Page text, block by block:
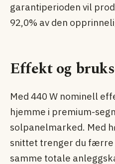
garantiperioden vil
92,0% av den
Effekt og
Med 440 W nominell
hjemme i premium-
solpanel­marked. Med
snittet trenger du
samme totale